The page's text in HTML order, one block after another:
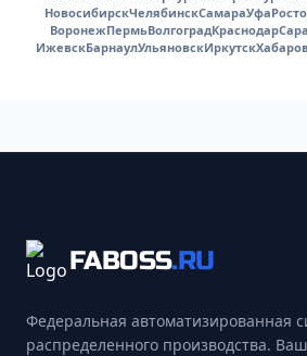
НовосибирскЧелябинскСамараУфа
ВоронежПермьВолгоградКраснодар
ИжевскБарнаулУльяновскИркутск
FABOSS.RU
Федеральная автоматизированная
распределенного производства.